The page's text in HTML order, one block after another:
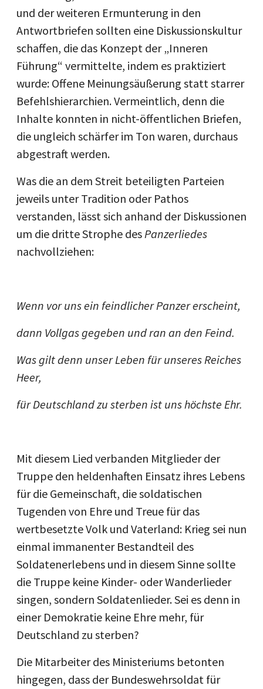
und der weiteren Ermunterung in den
Antwortbriefen sollten eine Diskussionskultur
schaffen, die das Konzept der „Inneren
Führung“ vermittelte, indem es praktiziert
wurde: Offene Meinungsäußerung statt starrer
Befehlshierarchien. Vermeintlich, denn die
Inhalte konnten in nicht-öffentlichen Briefen,
die ungleich schärfer im Ton waren, durchaus
abgestraft werden.
Was die an dem Streit beteiligten Parteien
jeweils unter Tradition oder Pathos
verstanden, lässt sich anhand der Diskussionen
um die dritte Strophe desPanzerliedes
nachvollziehen:
Wenn vor uns ein feindlicher Panzer erscheint,
dann Vollgas gegeben und ran an den Feind.
Was gilt denn unser Leben für unseres Reiches
Heer,
für Deutschland zu sterben ist uns höchste Ehr.
Mit diesem Lied verbanden Mitglieder der
Truppe den heldenhaften Einsatz ihres Lebens
für die Gemeinschaft, die soldatischen
Tugenden von Ehre und Treue für das
wertbesetzte Volk und Vaterland: Krieg sei nun
einmal immanenter Bestandteil des
Soldatenerlebens und in diesem Sinne sollte
die Truppe keine Kinder- oder Wanderlieder
singen, sondern Soldatenlieder. Sei es denn in
einer Demokratie keine Ehre mehr, für
Deutschland zu sterben?
Die Mitarbeiter des Ministeriums betonten
hingegen, dass der Bundeswehrsoldat für